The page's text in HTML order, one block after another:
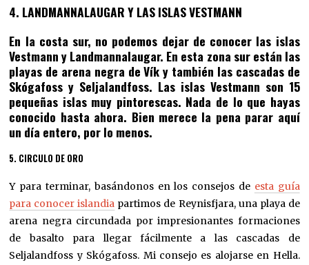
4. LANDMANNALAUGAR Y LAS ISLAS VESTMANN
En la costa sur, no podemos dejar de conocer las islas
Vestmann y Landmannalaugar. En esta zona sur están las
playas de arena negra de Vík y también las cascadas de
Skógafoss y Seljalandfoss. Las islas Vestmann son 15
pequeñas islas muy pintorescas. Nada de lo que hayas
conocido hasta ahora. Bien merece la pena parar aquí
un día entero, por lo menos.
5. CIRCULO DE ORO
Y para terminar, basándonos en los consejos de esta guía
para conocer islandia partimos de Reynisfjara, una playa de
arena negra circundada por impresionantes formaciones
de basalto para llegar fácilmente a las cascadas de
Seljalandfoss y Skógafoss. Mi consejo es alojarse en Hella.